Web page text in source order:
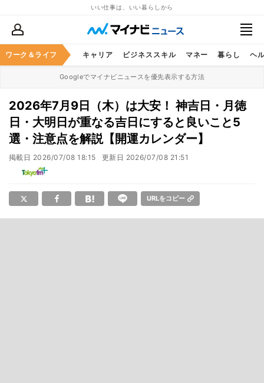
いい仕事は、いい暮らしから
ワーク＆ライフ キャリア ビジネススキル マネー 暮らし ヘ
Googleでマイナビニュースを優先表示する方法
2026年7月9日（木）は大安！ 神吉日・月徳
日・大明日が重なる吉日にすると良いこと5
選・注意点を解説【開運カレンダー】
掲載日 2026/07/08 18:15 更新日 2026/07/08 21:51
URLをコピー